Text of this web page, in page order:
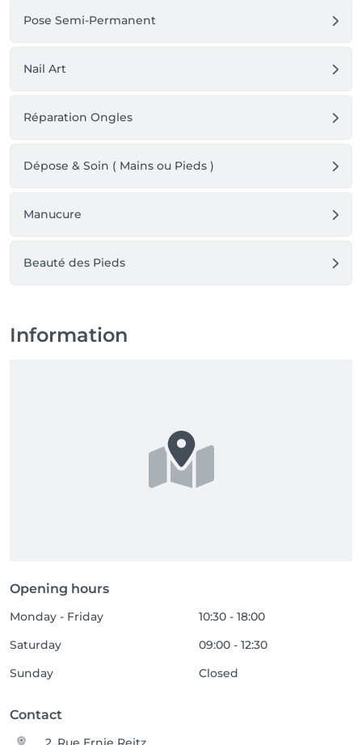
Pose Semi-Permanent
Nail Art
Réparation Ongles
Dépose & Soin ( Mains ou Pieds )
Manucure
Beauté des Pieds
Information
Opening hours
Monday - Friday
10:30 - 18:00
Saturday
09:00 - 12:30
Sunday
Closed
Contact